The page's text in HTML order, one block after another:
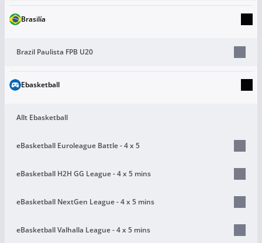
Brasilía
Brazil Paulista FPB U20
Ebasketball
Allt Ebasketball
eBasketball Euroleague Battle - 4 x 5
eBasketball H2H GG League - 4 x 5 mins
eBasketball NextGen League - 4 x 5 mins
eBasketball Valhalla League - 4 x 5 mins